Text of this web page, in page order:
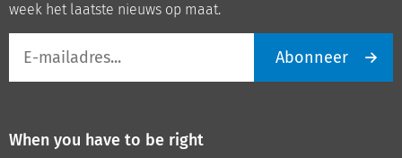
week het laatste nieuws op maat.
mailadres
Abonneer
When you have to be right